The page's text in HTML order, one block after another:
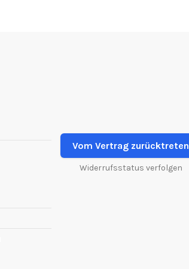
Vom Vertrag zurücktreten
Widerrufsstatus verfolgen